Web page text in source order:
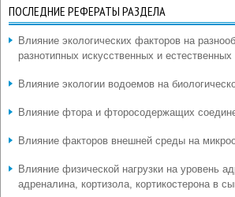
ПОСЛЕДНИЕ РЕФЕРАТЫ РАЗДЕЛА
Влияние экологических факторов на
разнотипных искусственных и
Влияние экологии водоемов на
Влияние фтора и фторосодержащих
Влияние факторов внешней среды на
Влияние физической нагрузки на уровень
адреналина, кортизола, кортикостерона в